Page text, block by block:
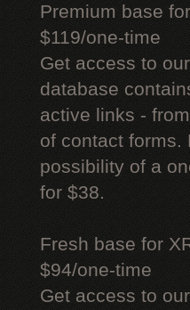
Premium base
$119/one-time
Get access to
database
active links -
of contact forms.
possibility of a
for $38.
Fresh base for
$94/one-time
Get access to